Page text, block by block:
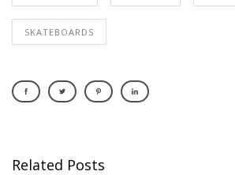
SKATEBOARDS
Related Posts